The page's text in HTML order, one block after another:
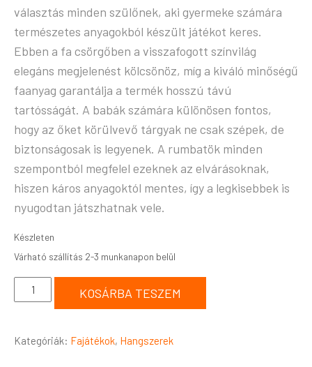
választás minden szülőnek, aki gyermeke számára
természetes anyagokból készült játékot keres.
Ebben a fa csörgőben a visszafogott színvilág
elegáns megjelenést kölcsönöz, míg a kiváló minőségű
faanyag garantálja a termék hosszú távú
tartósságát. A babák számára különösen fontos,
hogy az őket körülvevő tárgyak ne csak szépek, de
biztonságosak is legyenek. A rumbatök minden
szempontból megfelel ezeknek az elvárásoknak,
hiszen káros anyagoktól mentes, így a legkisebbek is
nyugodtan játszhatnak vele.
Készleten
KOSÁRBA TESZEM
Kategóriák: Fajátékok, Hangszerek